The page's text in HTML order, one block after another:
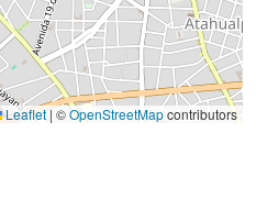
Leaflet |©OpenStreetMapcontributors